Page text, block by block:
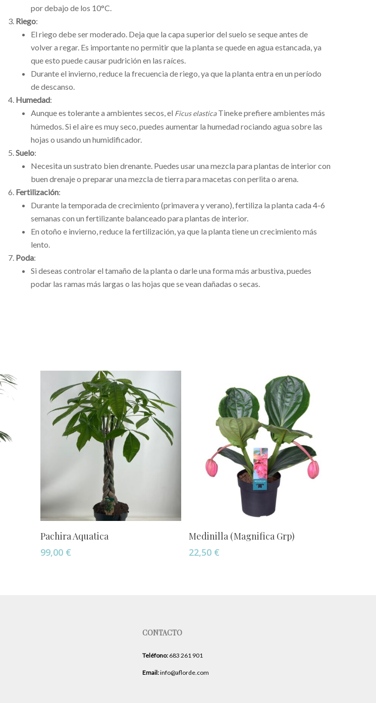
por debajo de los 10°C.
Riego:
El riego debe ser moderado. Deja que la capa superior del suelo se seque antes de
volver a regar. Es importante no permitir que la planta se quede en agua estancada, ya
que esto puede causar pudrición en las raíces.
Durante el invierno, reduce la frecuencia de riego, ya que la planta entra en un período
de descanso.
Humedad:
Aunque es tolerante a ambientes secos, el Ficus elasticaTineke prefiere ambientes más
húmedos. Si el aire es muy seco, puedes aumentar la humedad rociando agua sobre las
hojas o usando un humidificador.
Suelo:
Necesita un sustrato bien drenante. Puedes usar una mezcla para plantas de interior con
buen drenaje o preparar una mezcla de tierra para macetas con perlita o arena.
Fertilización:
Durante la temporada de crecimiento (primavera y verano), fertiliza la planta cada 4-6
semanas con un fertilizante balanceado para plantas de interior.
En otoño e invierno, reduce la fertilización, ya que la planta tiene un crecimiento más
lento.
Poda:
Si deseas controlar el tamaño de la planta o darle una forma más arbustiva, puedes
podar las ramas más largas o las hojas que se vean dañadas o secas.
Añadir Al Carrito
Pachira Aquatica
99,00 €
Añadir Al Carrito
Medinilla (Magnifica Grp)
22,50 €
CONTACTO
Teléfono: 683 261 901
Email:info@aflorde.com